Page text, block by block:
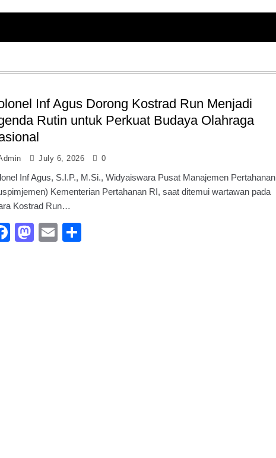
Inf Agus Dorong Kostrad Run Menjadi
Rutin untuk Perkuat Budaya Olahraga
July 6, 2026 0
Inf Agus, S.I.P., M.Si., Widyaiswara Pusat Manajemen Pertahanan
Kementerian Pertahanan RI, saat ditemui wartawan pada
Kostrad Run…
Facebook
Mastodon
Email